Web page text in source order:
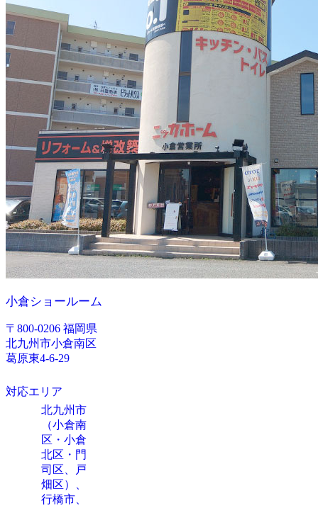
小倉ショールーム
〒800-0206 福岡県
北九州市小倉南区
葛原東4-6-29
対応エリア
北九州市
（小倉南
区・小倉
北区・門
司区、戸
畑区）、
行橋市、